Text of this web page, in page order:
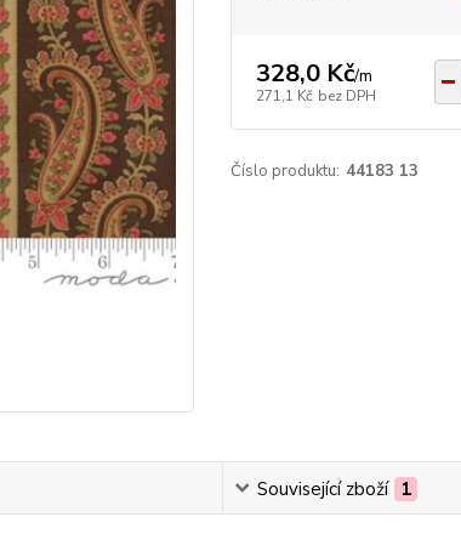
328,0 Kč/m
271,1 Kč bez DPH
Číslo produktu: 44183 13
Související zboží 1